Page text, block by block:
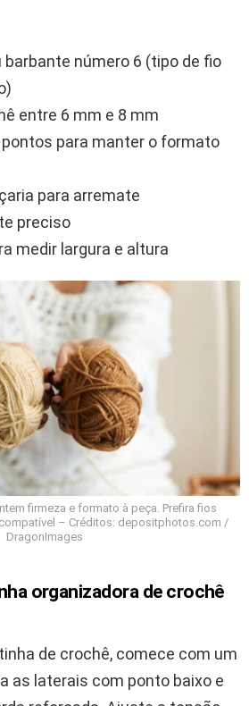
barbante número 6 (tipo de fio
entre 6 mm e 8 mm
para manter o formato
para arremate
preciso
medir largura e altura
firmeza e formato à peça. Prefira fios
– Créditos: depositphotos.com /
DragonImages
organizadora de crochê
de crochê, comece com um
as laterais com ponto baixo e